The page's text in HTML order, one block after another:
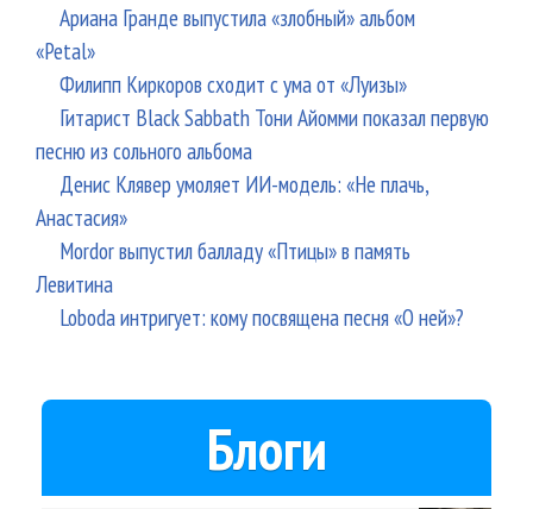
Ариана Гранде выпустила «злобный» альбом
«Petal»
Филипп Киркоров сходит с ума от «Луизы»
Гитарист Black Sabbath Тони Айомми показал первую
песню из сольного альбома
Денис Клявер умоляет ИИ-модель: «Не плачь,
Анастасия»
Mordor выпустил балладу «Птицы» в память
Левитина
Loboda интригует: кому посвящена песня «О ней»?
Блоги